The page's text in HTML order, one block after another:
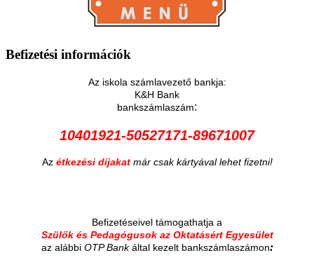
Befizetési információk
Az iskola számlavezető bankja:
K&H Bank
bankszámlaszám:
10401921-50527171-89671007
Az étkezési díjakat már csak kártyával lehet fizetni!
Befizetéseivel támogathatja a
Szülők és Pedagógusok az Oktatásért Egyesület
az alábbi OTP Bankáltal kezelt bankszámlaszámon: